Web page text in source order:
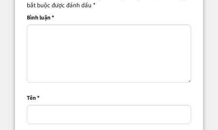
bắt buộc được đánh dấu *
Bình luận*
Tên*